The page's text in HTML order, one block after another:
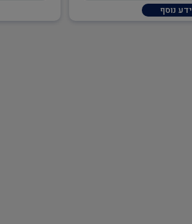
נוסף